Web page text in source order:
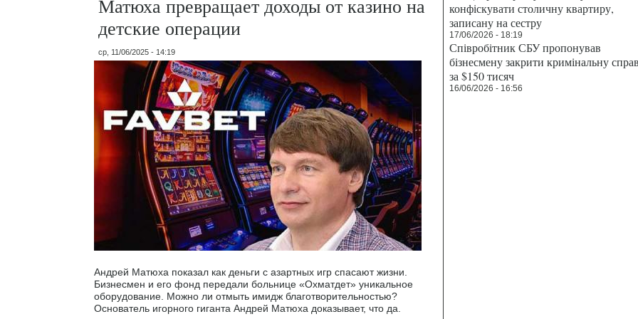
Матюха превращает доходы от казино на
детские операции
ср, 11/06/2025 - 14:19
Андрей Матюха показал как деньги с азартных игр спасают жизни.
Бизнесмен и его фонд передали больнице «Охматдет» уникальное
оборудование. Можно ли отмыть имидж благотворительностью?
Основатель игорного гиганта Андрей Матюха доказывает, что да.
конфіскувати столичну квартиру,
записану на сестру
17/06/2026 - 18:19
Співробітник СБУ пропонував
бізнесмену закрити кримінальну
за $150 тисяч
16/06/2026 - 16:56